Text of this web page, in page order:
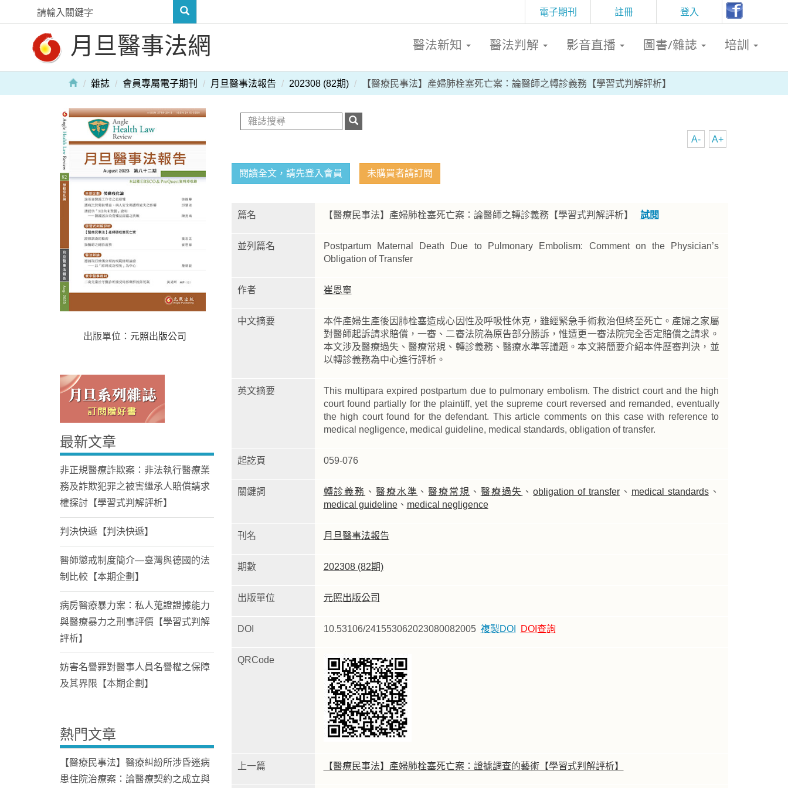
註冊 登入
電子期刊
月旦醫事法網 醫法新知 醫法判解 影音直播 圖書/雜誌 培訓
雜誌 會員專屬電子期刊 月旦醫事法報告 202308 (82期) 【醫療民事法】產婦肺栓塞死亡案：論醫師之轉診義務【學習式判解評析】
A+
A-
閱讀全文，請先登入會員 未購買者請訂閱
篇名 【醫療民事法】產婦肺栓塞死亡案：論醫師之轉診義務【學習式判解評析】 試閱
並列篇名
Postpartum Maternal Death Due to Pulmonary Embolism: Comment on the Physician’s
Obligation of Transfer
作者 崔恩寧
中文摘要
本件產婦生產後因肺栓塞造成心因性及呼吸性休克，雖經緊急手術救治但終至死亡。產婦之家屬
對醫師起訴請求賠償，一審、二審法院為原告部分勝訴，惟遭更一審法院完全否定賠償之請求。
本文涉及醫療過失、醫療常規、轉診義務、醫療水準等議題。本文將簡要介紹本件歷審判決，並
以轉診義務為中心進行評析。
英文摘要
This multipara expired postpartum due to pulmonary embolism. The district court and the high
court found partially for the plaintiff, yet the supreme court reversed and remanded, eventually
the high court found for the defendant. This article comments on this case with reference to
medical negligence, medical guideline, medical standards, obligation of transfer.
起訖頁 059-076
關鍵詞 轉診義務 、 醫療水準 、醫療常規 、 醫療過失 、obligation of transfer 、 medical standards、
medical guideline、 medical negligence
刊名 月旦醫事法報告
期數 202308 (82期)
出版單位 元照出版公司
DOI 10.53106/241553062023080082005 複製DOI DOI查詢
QRCode
上一篇 【醫療民事法】產婦肺栓塞死亡案：證據調查的藝術【學習式判解評析】
出版單位： 元照出版公司
最新文章
非正規醫療詐欺案：非法執行醫療業
務及詐欺犯罪之被害繼承人賠償請求
權探討【學習式判解評析】
判決快遞【判決快遞】
醫師懲戒制度簡介—臺灣與德國的法
制比較【本期企劃】
病房醫療暴力案：私人蒐證證據能力
與醫療暴力之刑事評價【學習式判解
評析】
妨害名譽罪對醫事人員名譽權之保障
及其界限【本期企劃】
熱門文章
【醫療民事法】醫療糾紛所涉昏迷病
患住院治療案：論醫療契約之成立與